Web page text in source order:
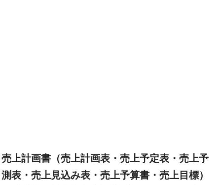
売上計画書（売上計画表・売上予定表・売上予
測表・売上見込み表・売上予算書・売上目標）